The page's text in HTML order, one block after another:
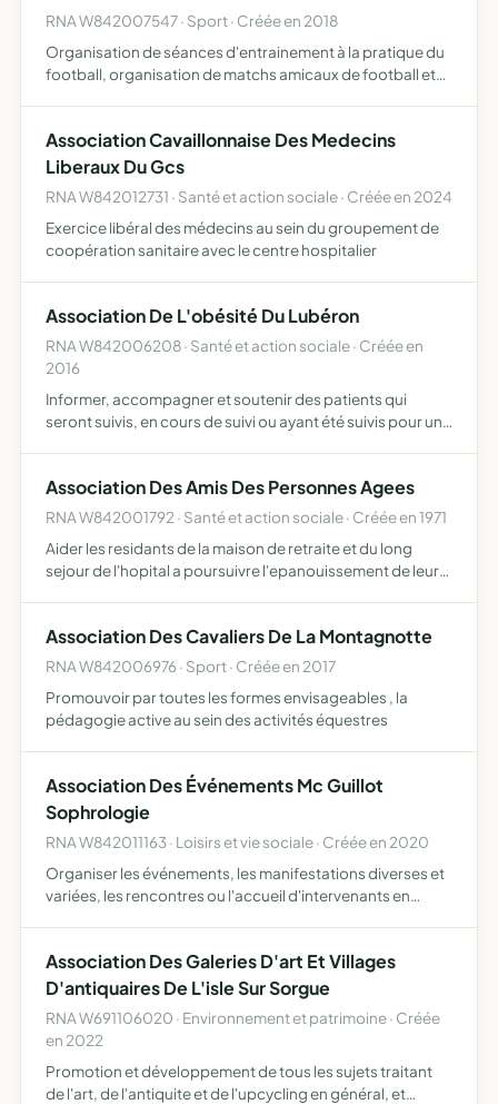
RNA W842007547 · Sport · Créée en 2018
Organisation de séances d'entrainement à la pratique du
football, organisation de matchs amicaux de football et
Association Cavaillonnaise Des Medecins
Liberaux Du Gcs
RNA W842012731 · Santé et action sociale · Créée en 2024
Exercice libéral des médecins au sein du groupement de
coopération sanitaire avec le centre hospitalier
Association De L'obésité Du Lubéron
RNA W842006208 · Santé et action sociale · Créée en
2016
Informer, accompagner et soutenir des patients qui
seront suivis, en cours de suivi ou ayant été suivis pour un
Association Des Amis Des Personnes Agees
RNA W842001792 · Santé et action sociale · Créée en 1971
Aider les residants de la maison de retraite et du long
sejour de l'hopital a poursuivre l'epanouissement de leur
Association Des Cavaliers De La Montagnotte
RNA W842006976 · Sport · Créée en 2017
Promouvoir par toutes les formes envisageables , la
pédagogie active au sein des activités équestres
Association Des Événements Mc Guillot
Sophrologie
RNA W842011163 · Loisirs et vie sociale · Créée en 2020
Organiser les événements, les manifestations diverses et
variées, les rencontres ou l'accueil d'intervenants en
Association Des Galeries D'art Et Villages
D'antiquaires De L'isle Sur Sorgue
RNA W691106020 · Environnement et patrimoine · Créée
en 2022
Promotion et développement de tous les sujets traitant
de l'art, de l'antiquite et de l'upcycling en général, et